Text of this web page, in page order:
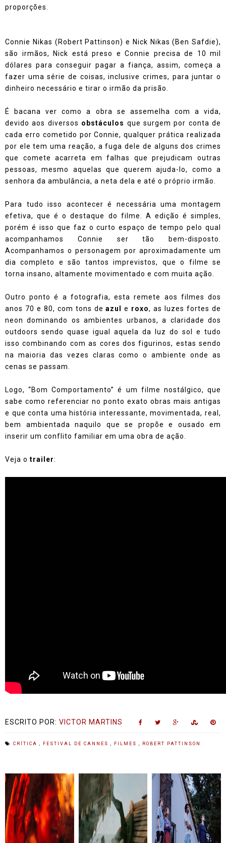
proporções.
Connie Nikas (Robert Pattinson) e Nick Nikas (Ben Safdie),
são irmãos, Nick está preso e Connie precisa de 10 mil
dólares para conseguir pagar a fiança, assim, começa a
fazer uma série de coisas, inclusive crimes, para juntar o
dinheiro necessário e tirar o irmão da prisão.
É bacana ver como a obra se assemelha com a vida,
devido aos diversos obstáculos que surgem por conta de
cada erro cometido por Connie, qualquer prática realizada
por ele tem uma reação, a fuga dele de alguns dos crimes
que comete acarreta em falhas que prejudicam outras
pessoas, mesmo aquelas que querem ajuda-lo, como a
senhora da ambulância, a neta dela e até o próprio irmão.
Para tudo isso acontecer é necessária uma montagem
efetiva, que é o destaque do filme. A edição é simples,
porém é isso que faz o curto espaço de tempo pelo qual
acompanhamos Connie ser tão bem-disposto.
Acompanhamos o personagem por aproximadamente um
dia completo e são tantos imprevistos, que o filme se
torna insano, altamente movimentado e com muita ação.
Outro ponto é a fotografia, esta remete aos filmes dos
anos 70 e 80, com tons deazul e roxo, as luzes fortes de
neon dominando os ambientes urbanos, a claridade dos
outdoors sendo quase igual aquela da luz do sol e tudo
isso combinando com as cores dos figurinos, estas sendo
na maioria das vezes claras como o ambiente onde as
cenas se passam.
Logo, “Bom Comportamento” é um filme nostálgico, que
sabe como referenciar no ponto exato obras mais antigas
e que conta uma história interessante, movimentada, real,
bem ambientada naquilo que se propõe e ousado em
inserir um conflito familiar em uma obra de ação.
Veja o trailer:
ESCRITO POR: VICTOR MARTINS
CRÍTICA , FESTIVAL DE CANNES , FILMES , ROBERT PATTINSON